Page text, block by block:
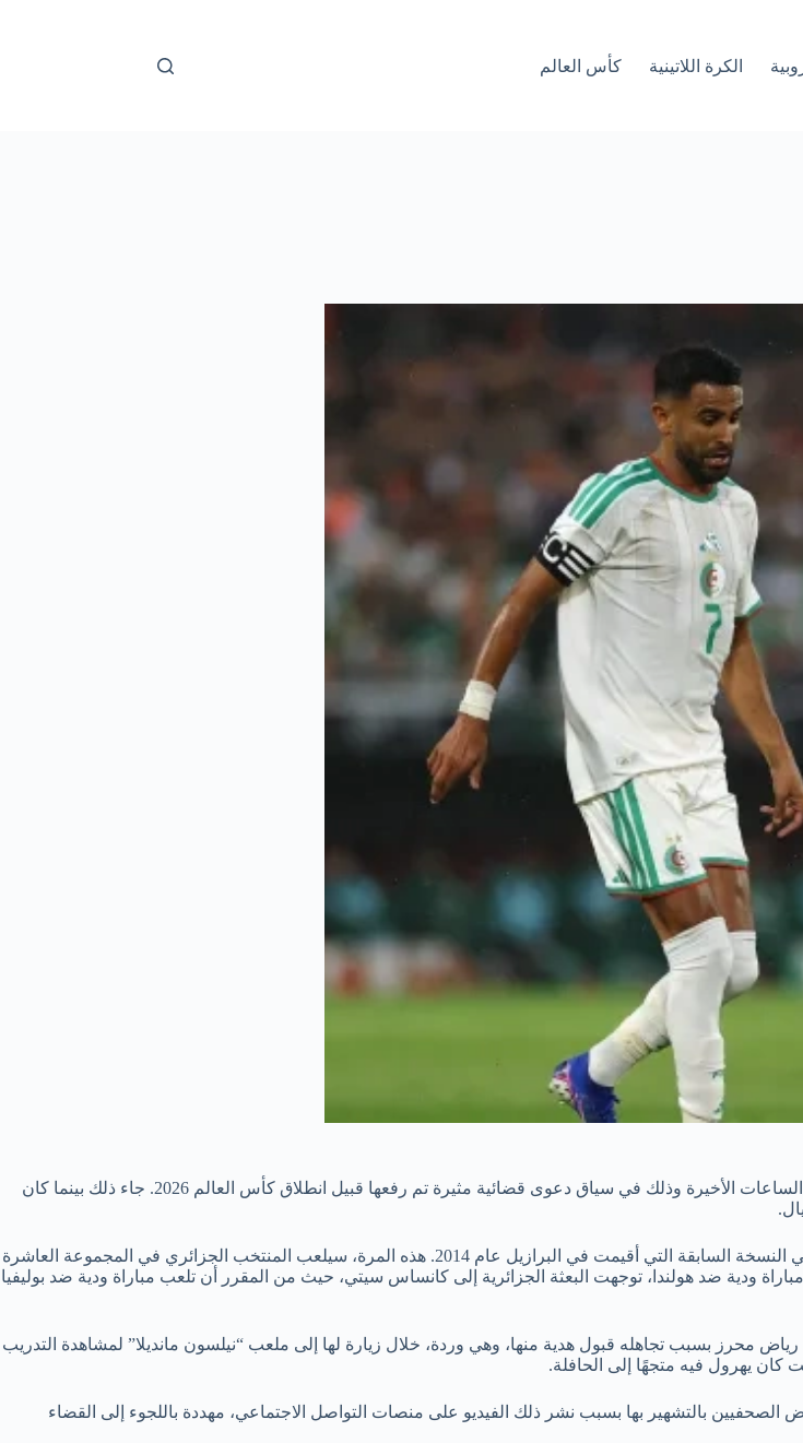
الكرة اللاتينية كأس العالم
تصدر اسم رياض محرز، قائد منتخب الجزائر ونجم نادي الأهلي السعودي، المشهد الإعلامي خلال الساعات الأخيرة وذلك في سياق دعوى قضائية مثيرة تم رفعها قبيل انطلاق كأس العالم 2026. جاء ذلك بينما كان
يستعد رياض محرز لخوض تجربة كأس العالم للمرة الثانية في مسيرته الرياضية، بعد أن شارك في النسخة السابقة التي أقيمت في البرازيل عام 2014. هذه المرة، سيلعب المنتخب الجزائري في المجموعة العاشرة
ودية ضد هولندا، توجهت البعثة الجزائرية إلى كانساس سيتي، حيث من المقرر أن تلعب مباراة ودية ضد بوليفيا
محرز بسبب تجاهله قبول هدية منها، وهي وردة، خلال زيارة لها إلى ملعب “نيلسون مانديلا” لمشاهدة التدريب
يهرول فيه متجهًا إلى الحافلة.
بالتشهير بها بسبب نشر ذلك الفيديو على منصات التواصل الاجتماعي، مهددة باللجوء إلى القضاء